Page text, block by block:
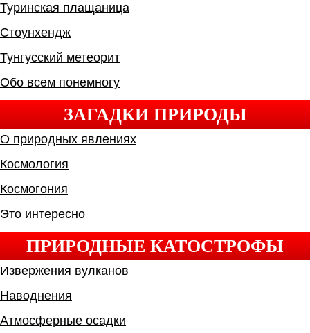
Туринская плащаница
Стоунхендж
Тунгусский метеорит
Обо всем понемногу
ЗАГАДКИ ПРИРОДЫ
О природных явлениях
Космология
Космогония
Это интересно
ПРИРОДНЫЕ КАТОСТРОФЫ
Извержения вулканов
Наводнения
Атмосферные осадки